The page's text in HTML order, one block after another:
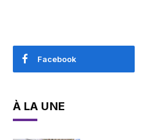
Facebook
À LA UNE